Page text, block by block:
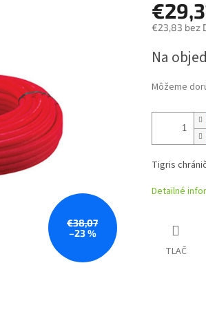
€38,07
–23 %
€23,83 bez
cena:
Na
Môžeme
Tigris
Detailné
TLAČ